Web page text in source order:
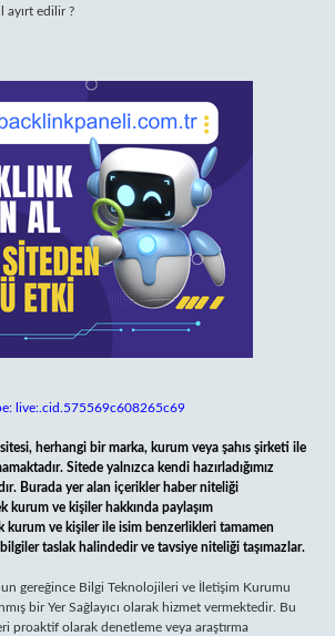
ayırt edilir ?
live:.cid.575569c608265c69
herhangi bir marka, kurum veya şahıs şirketi ile
Sitede yalnızca kendi hazırladığımız
Burada yer alan içerikler haber niteliği
kurum ve kişiler hakkında paylaşım
kurum ve kişiler ile isim benzerlikleri tamamen
taslak halindedir ve tavsiye niteliği taşımazlar.
gereğince Bilgi Teknolojileri ve İletişim Kurumu
bir Yer Sağlayıcı olarak hizmet vermektedir. Bu
proaktif olarak denetleme veya araştırma